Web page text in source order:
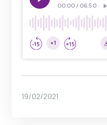
19/02/2021